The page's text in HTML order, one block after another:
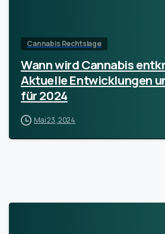
Cannabis Rechtslage
Wann wird Cannabis
Aktuelle Entwicklungen
für 2024
Mai 23, 2024